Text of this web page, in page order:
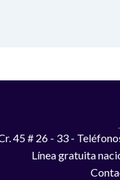
45 # 26 - 33 -
Línea gratuita